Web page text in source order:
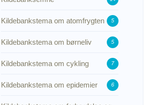
Kildebankstema om atomfrygten 5
Kildebankstema om børneliv 5
Kildebankstema om cykling 7
Kildebankstema om epidemier 6